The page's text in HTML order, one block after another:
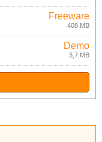
Freeware
408 MB
Demo
3,7 MB